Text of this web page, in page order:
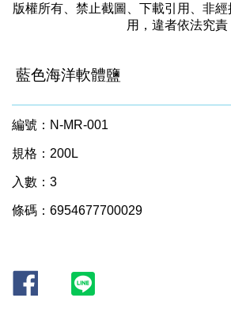
版權所有、禁止截圖、下載引用、非
用，違者依法究責
藍色海洋軟體鹽
編號：N-MR-001
規格：200L
入數：3
條碼：6954677700029